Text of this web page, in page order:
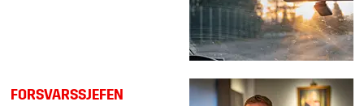
FORSVARSSJEFEN